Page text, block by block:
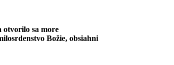
otvorilo sa more
Božie, obsiahni